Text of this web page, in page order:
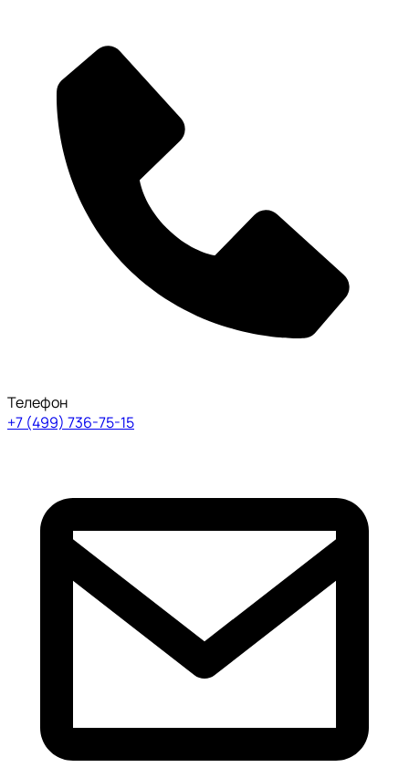
Телефон
+7 (499) 736-75-15